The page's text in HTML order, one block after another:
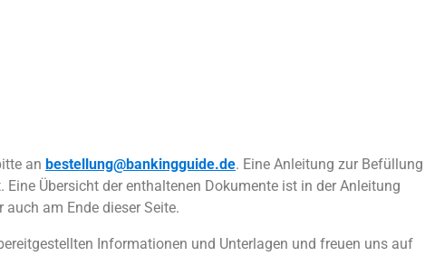
an bestellung@bankingguide.de. Eine Anleitung zur Befüllung
Übersicht der enthaltenen Dokumente ist in der Anleitung
am Ende dieser Seite.
Informationen und Unterlagen und freuen uns auf